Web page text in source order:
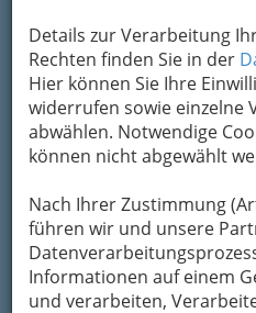
Details zur Verarbeitung
Rechten finden Sie in der
Hier können Sie Ihre
widerrufen sowie einzelne
abwählen. Notwendige
können nicht abgewählt
Nach Ihrer Zustimmung
führen wir und unsere
Informationen auf einem
und verarbeiten,
Kontaktaufnahme
Um die Info-Graz
bewahren , verwenden
Übermittlung Ihrer
Absenden
Unternehmen
Weinrebenbäcker"
Annenpassage